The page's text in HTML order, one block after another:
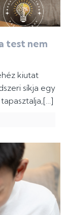
test nem
kiutat
síkja egy